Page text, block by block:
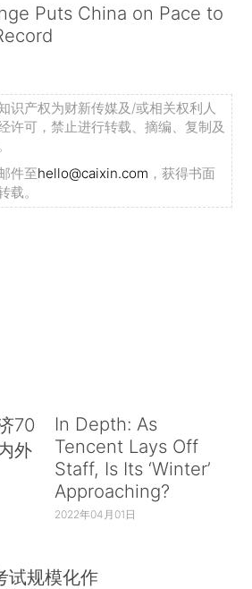
Puts China on Pace to
识产权为财新传媒及/或相关权利人
许可，禁止进行转载、摘编、复制及
件至hello@caixin.com ，获得书面
载。
70
外
In Depth: As
Tencent Lays Off
Staff, Is Its ‘Winter’
Approaching?
2022年04月01日
试规模化作